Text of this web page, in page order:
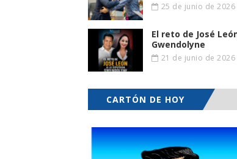
25 de junio de 2026
El reto de José
Gwendolyne
21 de junio de 2026
CARTÓN DE HOY